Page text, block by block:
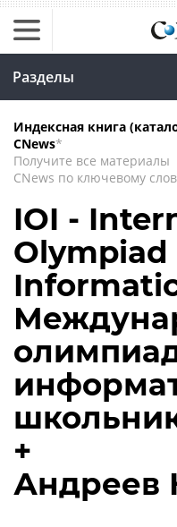
Разделы
Индексная книга
CNews*
Получите все материалы
CNews по ключевому
IOI -
Olympiad
+
Андреев